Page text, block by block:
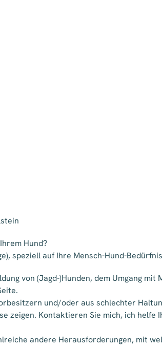
Hund?
speziell auf Ihre Mensch-Hund-
von (Jagd-)Hunden, dem Umgang
und/oder aus schlechter
zeigen. Kontaktieren Sie mich, ich
andere Herausforderungen, mit